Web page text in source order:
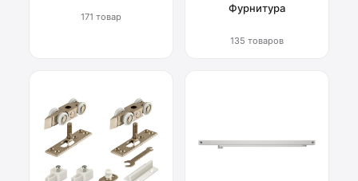
171 товар
Фурнитура
135 товаров